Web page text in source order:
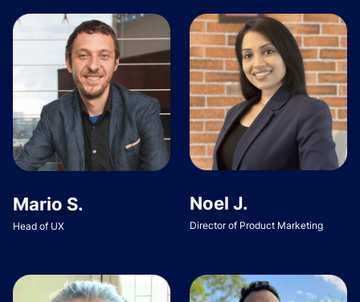
Mario S.
Head of UX
Noel J.
Director of Product Marketing